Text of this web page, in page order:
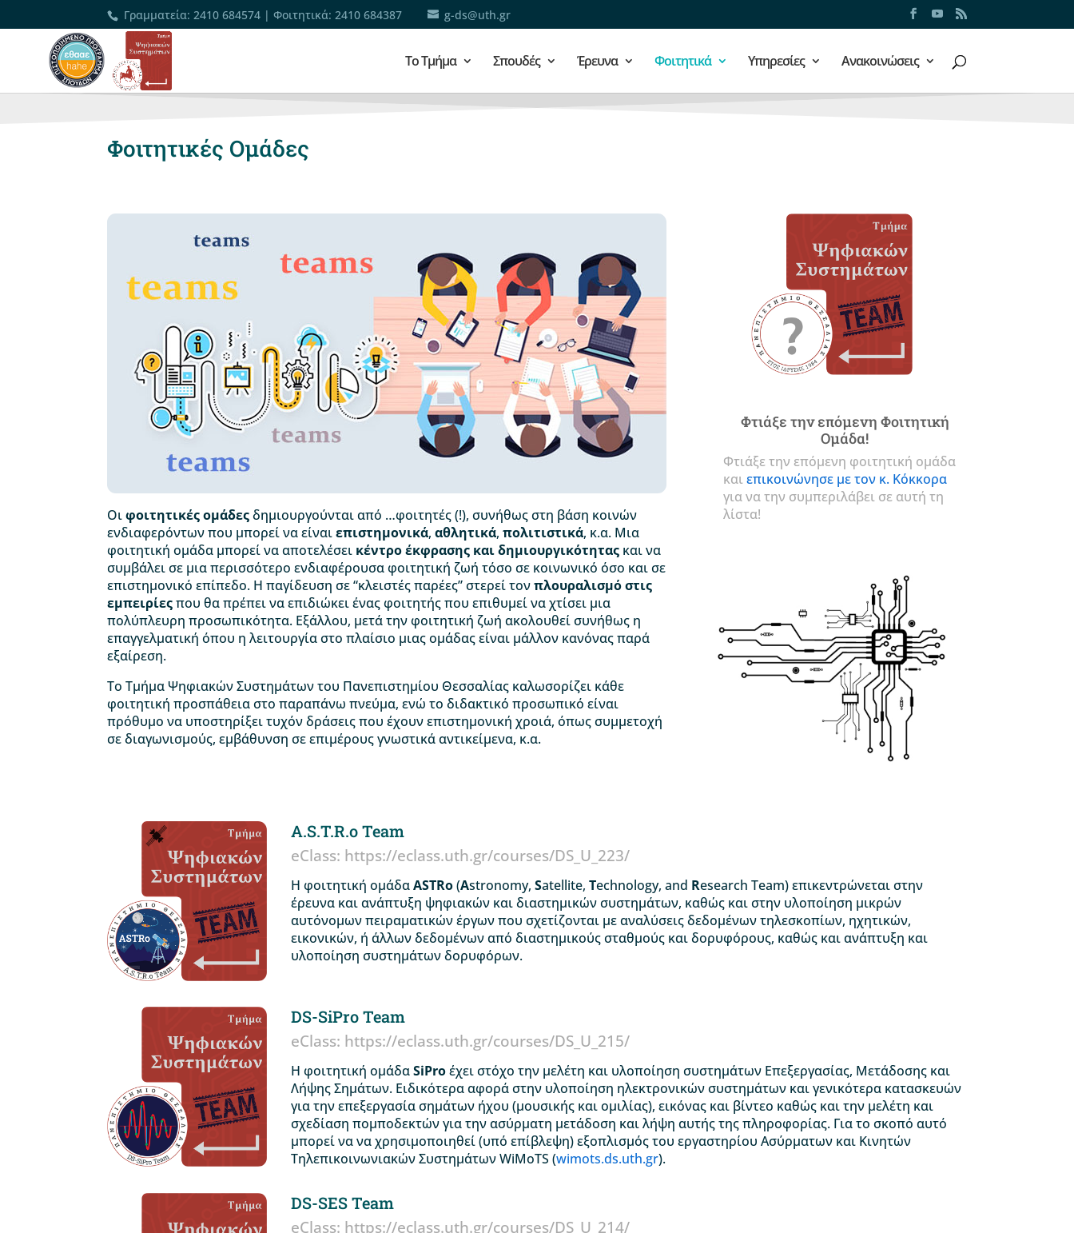
Γραμματεία: 2410 684574 |Φοιτητικά: 2410 684387 g-ds@uth.gr
Το Τμήμα Σπουδές Έρευνα Φοιτητικά Υπηρεσίες Ανακοινώσεις
Φοιτητικές Ομάδες
Οιφοιτητικές ομάδεςδημιουργούνται από …φοιτητές (!), συνήθως στη βάση κοινών
ενδιαφερόντων που μπορεί να είναιεπιστημονικά,αθλητικά,πολιτιστικά, κ.α. Μια
φοιτητική ομάδα μπορεί να αποτελέσει κέντρο έκφρασης και δημιουργικότητας και να
συμβάλει σε μια περισσότερο ενδιαφέρουσα φοιτητική ζωή τόσο σε κοινωνικό όσο και σε
επιστημονικό επίπεδο. Η παγίδευση σε “κλειστές παρέες” στερεί τονπλουραλισμό στις
εμπειρίεςπου θα πρέπει να επιδιώκει ένας φοιτητής που επιθυμεί να χτίσει μια
πολύπλευρη προσωπικότητα. Εξάλλου, μετά την φοιτητική ζωή ακολουθεί συνήθως η
επαγγελματική όπου η λειτουργία στο πλαίσιο μιας ομάδας είναι μάλλον κανόνας παρά
εξαίρεση.
Το Τμήμα Ψηφιακών Συστημάτων του Πανεπιστημίου Θεσσαλίας καλωσορίζει κάθε
φοιτητική προσπάθεια στο παραπάνω πνεύμα, ενώ το διδακτικό προσωπικό είναι
πρόθυμο να υποστηρίξει τυχόν δράσεις που έχουν επιστημονική χροιά, όπως συμμετοχή
σε διαγωνισμούς, εμβάθυνση σε επιμέρους γνωστικά αντικείμενα, κ.α.
Φτιάξε την επόμενη Φοιτητική
Ομάδα!
Φτιάξε την επόμενη φοιτητική ομάδα
καιεπικοινώνησε με τον κ. Κόκκορα
για να την συμπεριλάβει σε αυτή τη
λίστα!
A.S.T.R.o Team
eClass: https://eclass.uth.gr/courses/DS_U_223/
Η φοιτητική ομάδαASTRo(Astronomy,Satellite,Technology, and Research Team) επικεντρώνεται στην
έρευνα και ανάπτυξη ψηφιακών και διαστημικών συστημάτων, καθώς και στην υλοποίηση μικρών
αυτόνομων πειραματικών έργων που σχετίζονται με αναλύσεις δεδομένων τηλεσκοπίων, ηχητικών,
εικονικών, ή άλλων δεδομένων από διαστημικούς σταθμούς και δορυφόρους, καθώς και ανάπτυξη και
υλοποίηση συστημάτων δορυφόρων.
DS-SiPro Team
eClass: https://eclass.uth.gr/courses/DS_U_215/
Η φοιτητική ομάδαSiProέχει στόχο την μελέτη και υλοποίηση συστημάτων Επεξεργασίας, Μετάδοσης και
Λήψης Σημάτων. Ειδικότερα αφορά στην υλοποίηση ηλεκτρονικών συστημάτων και γενικότερα κατασκευών
για την επεξεργασία σημάτων ήχου (μουσικής και ομιλίας), εικόνας και βίντεο καθώς και την μελέτη και
σχεδίαση πομποδεκτών για την ασύρματη μετάδοση και λήψη αυτής της πληροφορίας. Για το σκοπό αυτό
μπορεί να να χρησιμοποιηθεί (υπό επίβλεψη) εξοπλισμός του εργαστηρίου Ασύρματων και Κινητών
Τηλεπικοινωνιακών Συστημάτων WiMoTS (wimots.ds.uth.gr).
DS-SES Team
eClass: https://eclass.uth.gr/courses/DS_U_214/